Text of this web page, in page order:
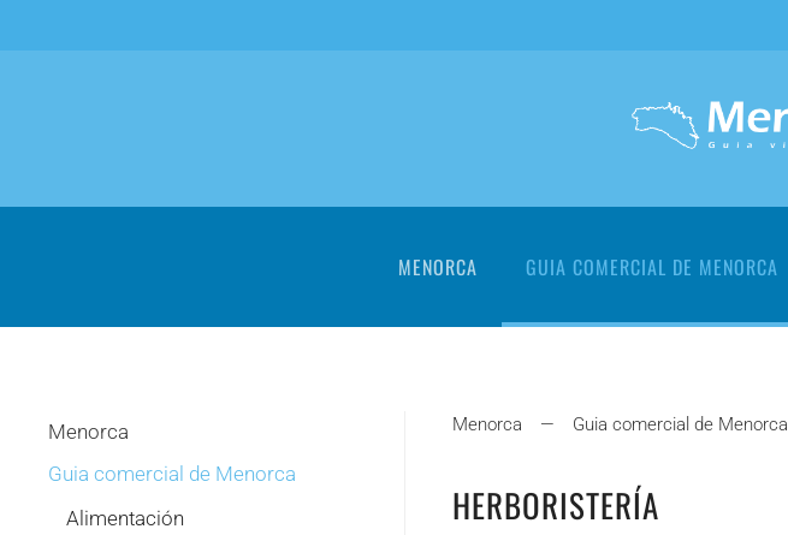
MENORCA GUIA COMERCIAL DE MENORCA
Menorca Guia comercial de Menorca
HERBORISTERÍA
Menorca
Guia comercial de Menorca
Alimentación